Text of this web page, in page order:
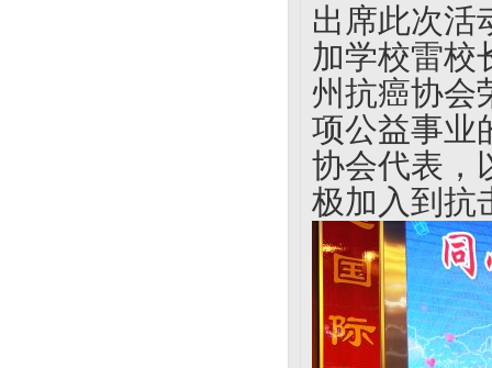
出席此次活
加学校雷校
州抗癌协会
项公益事业
协会代表，
极加入到抗